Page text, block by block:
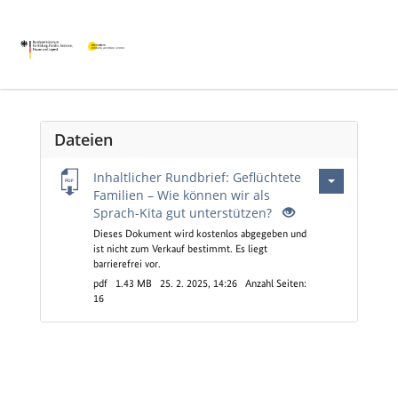
Dateien
Inhaltlicher Rundbrief: Geflüchtete
Familien – Wie können wir als
Sprach-Kita gut unterstützen?
Dieses Dokument wird kostenlos abgegeben und
ist nicht zum Verkauf bestimmt. Es liegt
barrierefrei vor.
pdf
1.43 MB 25. 2. 2025, 14:26
Anzahl Seiten:
16